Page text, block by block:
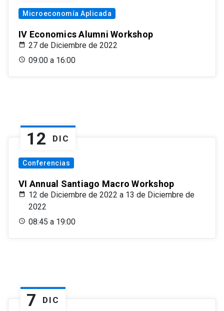
Microeconomía Aplicada
IV Economics Alumni Workshop
27 de Diciembre de 2022
09:00 a 16:00
12 DIC
Conferencias
VI Annual Santiago Macro Workshop
12 de Diciembre de 2022 a 13 de Diciembre de
2022
08:45 a 19:00
7 DIC